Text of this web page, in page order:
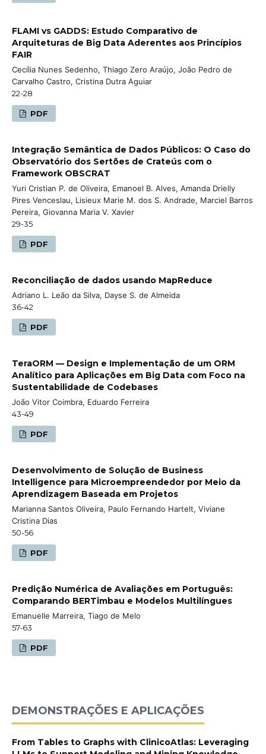
FLAMI vs GADDS: Estudo Comparativo de
Arquiteturas de Big Data Aderentes aos Princípios
FAIR
Cecília Nunes Sedenho, Thiago Zero Araújo, João Pedro de
Carvalho Castro, Cristina Dutra Aguiar
22-28
PDF
Integração Semântica de Dados Públicos: O Caso do
Observatório dos Sertões de Crateús com o
Framework OBSCRAT
Yuri Cristian P. de Oliveira, Emanoel B. Alves, Amanda Drielly
Pires Venceslau, Lisieux Marie M. dos S. Andrade, Marciel Barros
Pereira, Giovanna Maria V. Xavier
29-35
PDF
Reconciliação de dados usando MapReduce
Adriano L. Leão da Silva, Dayse S. de Almeida
36-42
PDF
TeraORM — Design e Implementação de um ORM
Analítico para Aplicações em Big Data com Foco na
Sustentabilidade de Codebases
João Vitor Coimbra, Eduardo Ferreira
43-49
PDF
Desenvolvimento de Solução de Business
Intelligence para Microempreendedor por Meio da
Aprendizagem Baseada em Projetos
Marianna Santos Oliveira, Paulo Fernando Hartelt, Viviane
Cristina Dias
50-56
PDF
Predição Numérica de Avaliações em Português:
Comparando BERTimbau e Modelos Multilíngues
Emanuelle Marreira, Tiago de Melo
57-63
PDF
DEMONSTRAÇÕES E APLICAÇÕES
From Tables to Graphs with ClinicoAtlas: Leveraging